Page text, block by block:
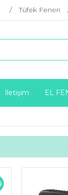
Tüfek Feneri
İletişim EL